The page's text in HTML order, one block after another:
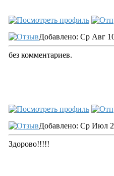
Добавлено: Ср Авг
без комментариев.
Добавлено: Ср Июл
Здорово!!!!!